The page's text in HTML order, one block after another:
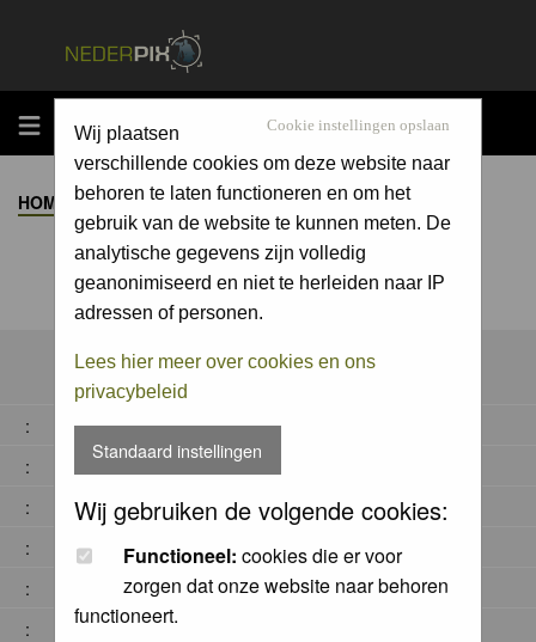
MENU Cookie instellingen opslaan
Wij plaatsen
verschillende cookies om deze website naar
behoren te laten functioneren en om het
gebruik van de website te kunnen meten. De
analytische gegevens zijn volledig
geanonimiseerd en niet te herleiden naar IP
adressen of personen.
Lees hier meer over cookies en ons
privacybeleid
Standaard instellingen
Wij gebruiken de volgende cookies:
Functioneel: cookies die er voor
zorgen dat onze website naar behoren
functioneert.
HOME >ALBUM >
:
:
:
:
:
: